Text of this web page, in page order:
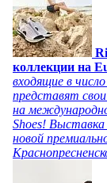
коллекции на
входящие в
представят
на
Shoes! Выставка
новой